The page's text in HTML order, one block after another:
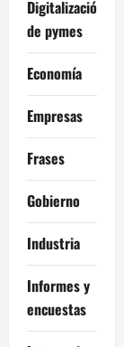
Digitalización
de pymes
Economía
Empresas
Frases
Gobierno
Industria
Informes y
encuestas